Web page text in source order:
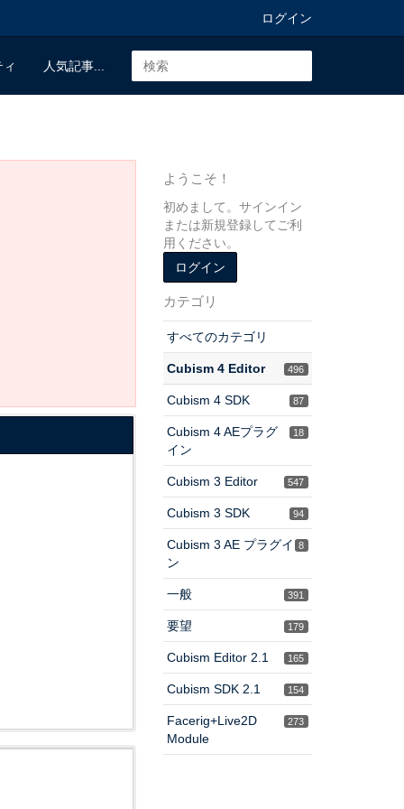
ログイン
人気記事...
ようこそ！
初めまして。サインイン
または新規登録してご利
用ください。
ログイン
カテゴリ
すべてのカテゴリ
496
Cubism 4 Editor
87
Cubism 4 SDK
18
Cubism 4 AEプラグ
イン
547
Cubism 3 Editor
94
Cubism 3 SDK
8
Cubism 3 AE プラグイ
ン
391
一般
179
要望
165
Cubism Editor 2.1
154
Cubism SDK 2.1
273
Facerig+Live2D
Module